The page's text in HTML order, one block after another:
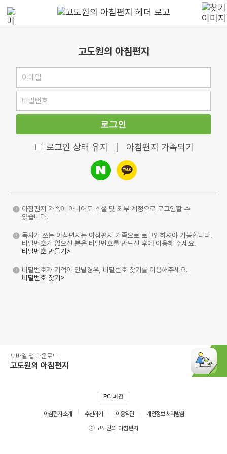
고도원의 아침편지
로그인
로그인 상태 유지 아침편지 가족되기
아침편지 가족이 아니어도 소셜 및 외부 계정으로 로그인할 수
있습니다.
독자가 쓰는 아침편지는 아침편지 가족으로 로그인하셔야 가능합니다.
비밀번호가 없으신 분은 비밀번호를 만드신 후에 이용해 주세요.
비밀번호 만들기>
비밀번호가 기억이 안날경우, 비밀번호 찾기를 이용해주세요.
비밀번호 찾기>
모바일 앱 다운로드
고도원의 아침편지
PC 버전
아침편지 소개 추천하기 이용약관
개인정보 처리방침
ⓒ 고도원의 아침편지